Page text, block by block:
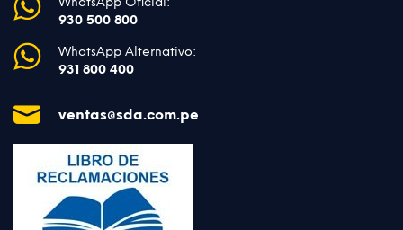
930 500 800
WhatsApp Alternativo:
931 800 400
ventas@sda.com.pe